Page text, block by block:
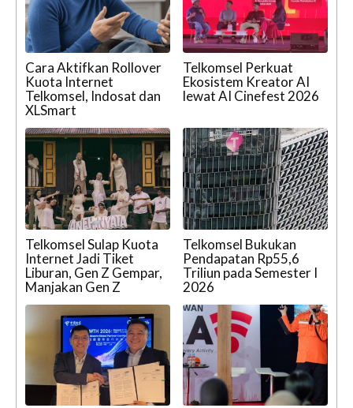
Cara Aktifkan Rollover
Kuota Internet
Telkomsel, Indosat dan
XLSmart
Telkomsel Perkuat
Ekosistem Kreator AI
lewat AI Cinefest 2026
Telkomsel Sulap Kuota
Internet Jadi Tiket
Liburan, Gen Z Gempar,
Manjakan Gen Z
Telkomsel Bukukan
Pendapatan Rp55,6
Triliun pada Semester I
2026